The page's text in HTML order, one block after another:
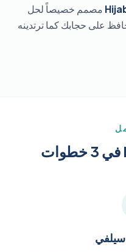
HijabHeadshots مصمم خصيصاً لحل
على حجابك كما ترتدينه